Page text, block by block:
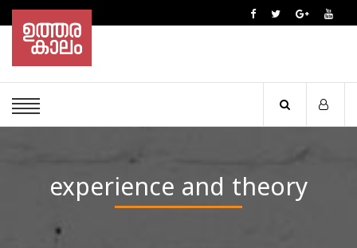
experience and theory